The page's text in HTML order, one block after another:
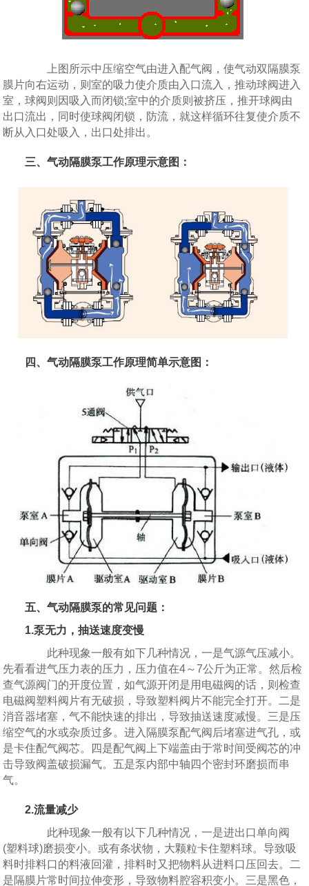
上图所示中压缩空气由进入配气阀，使气动双隔膜泵
膜片向右运动，则室的吸力使介质由入口流入，推动球阀进入
室，球阀则因吸入而闭锁;室中的介质则被挤压，推开球阀由
出口流出，同时使球阀闭锁，防流，就这样循环往复使介质不
断从入口处吸入，出口处排出。
三、气动隔膜泵工作原理示意图：
四、气动隔膜泵工作原理简单示意图：
五、气动隔膜泵的常见问题：
1.泵无力，抽送速度变慢
此种现象一般有如下几种情况，一是气源气压减小。
先看看进气压力表的压力，压力值在4～7公斤为正常。然后检
查气源阀门的开度位置，如气源开闭是用电磁阀的话，则检查
电磁阀塑料阀片有无破损，导致塑料阀片不能完全打开。二是
消音器堵塞，气不能快速的排出，导致抽送速度减慢。三是压
缩空气的水或杂质过多。进入隔膜泵配气阀后堵塞进气孔，或
是卡住配气阀芯。四是配气阀上下端盖由于常时间受阀芯的冲
击导致阀盖破损漏气。五是泵内部中轴四个密封环磨损而串
气。
2.流量减少
此种现象一般有以下几种情况，一是进出口单向阀
(塑料球)磨损变小。或有条状物，大颗粒卡住塑料球。导致吸
料时排料口的料液回灌，排料时又把物料从进料口压回去。二
是隔膜片常时间拉伸变形，导致物料腔容积变小。三是黑色，